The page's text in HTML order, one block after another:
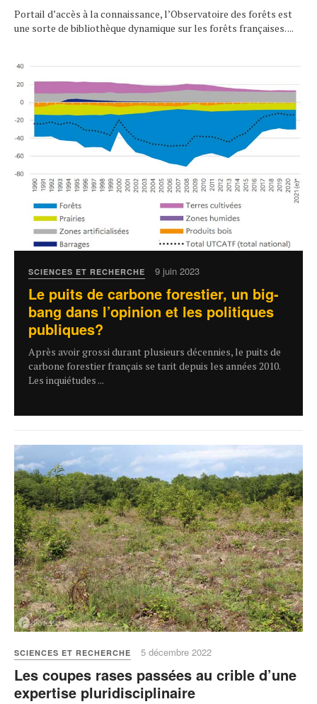
Portail d’accès à la connaissance, l’Observatoire des forêts est
une sorte de bibliothèque dynamique sur les forêts françaises. ...
SCIENCES ET RECHERCHE 9 juin 2023
Le puits de carbone forestier, un big-
bang dans l’opinion et les politiques
publiques?
Après avoir grossi durant plusieurs décennies, le puits de
carbone forestier français se tarit depuis les années 2010.
Les inquiétudes ...
SCIENCES ET RECHERCHE 5 décembre 2022
Les coupes rases passées au crible d’une
expertise pluridisciplinaire